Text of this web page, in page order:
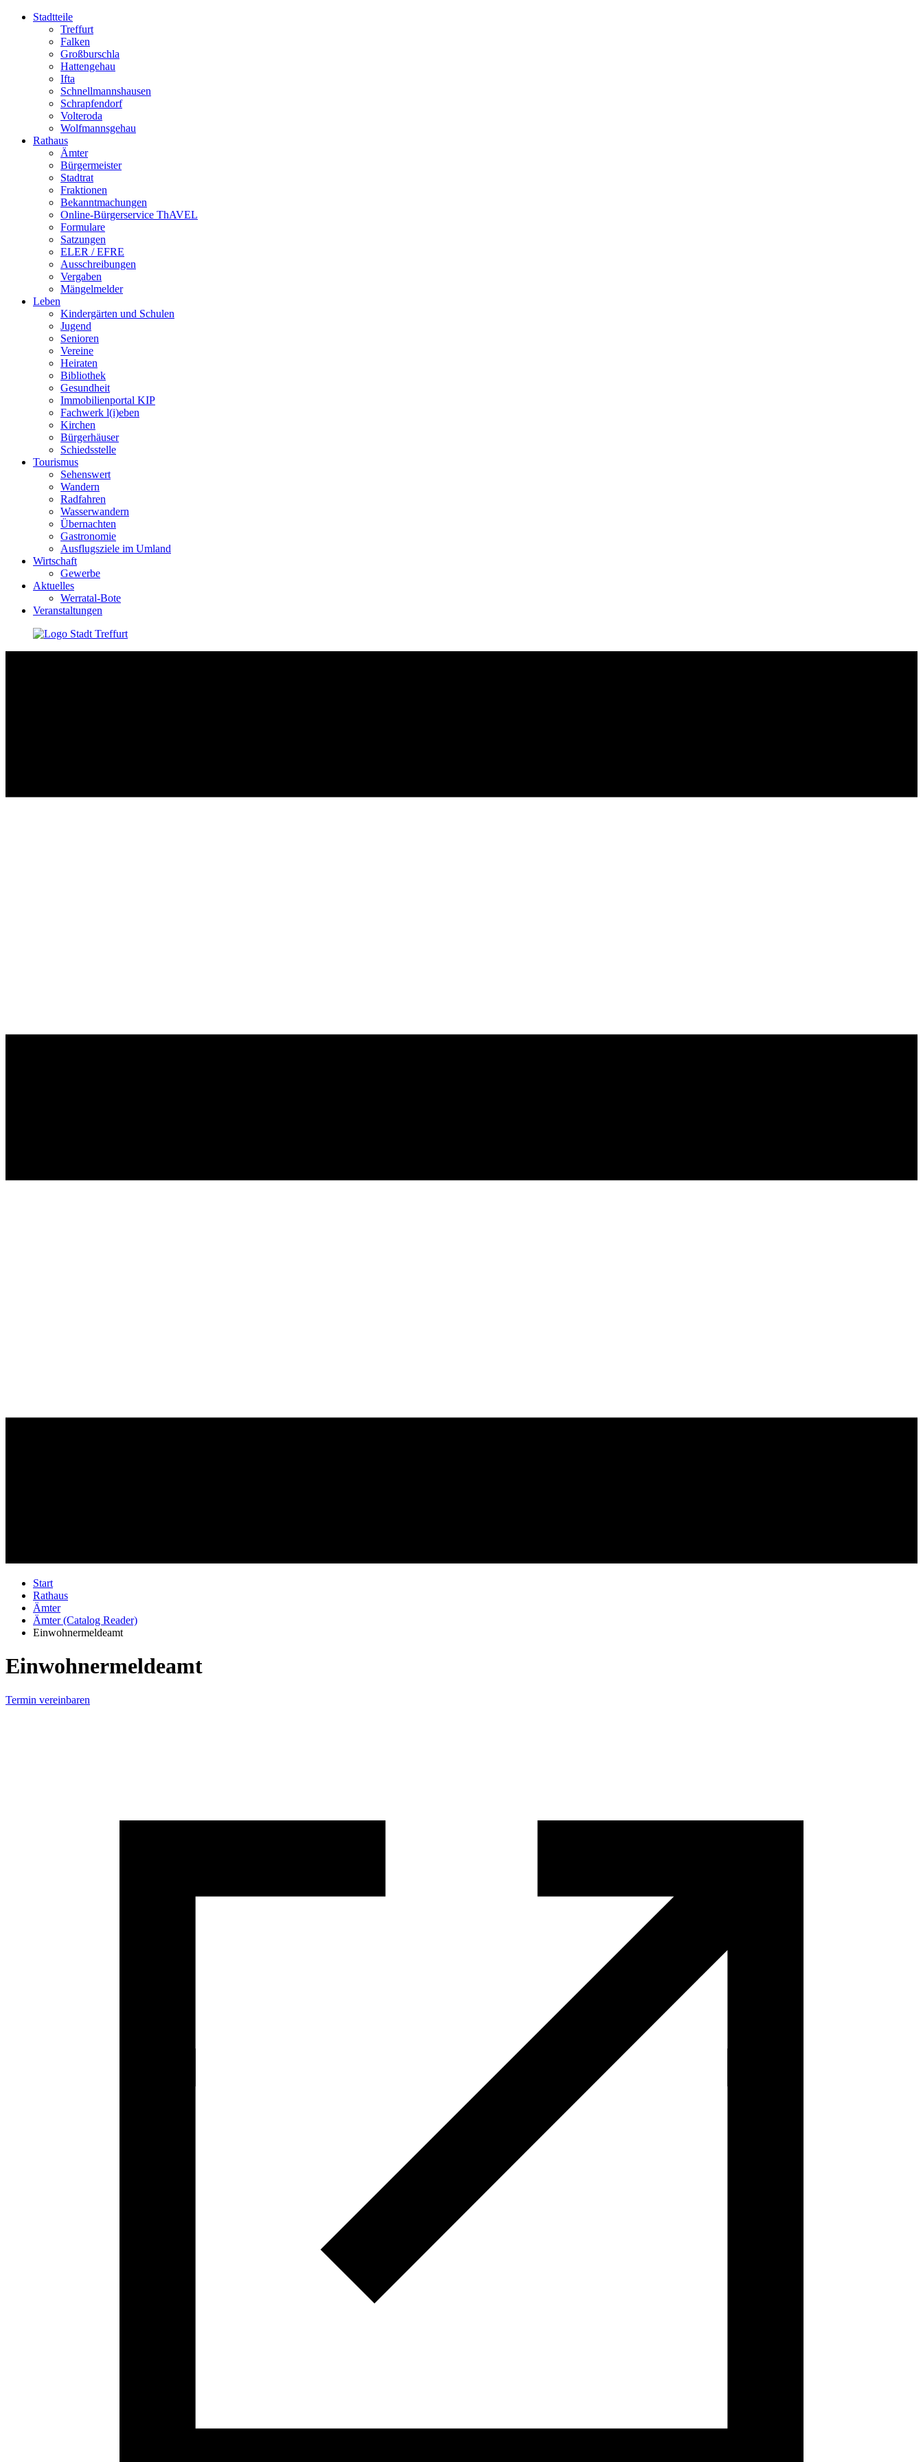
Stadtteile
Treffurt
Falken
Großburschla
Hattengehau
Ifta
Schnellmannshausen
Schrapfendorf
Volteroda
Wolfmannsgehau
Rathaus
Ämter
Bürgermeister
Stadtrat
Fraktionen
Bekanntmachungen
Online-Bürgerservice ThAVEL
Formulare
Satzungen
ELER / EFRE
Ausschreibungen
Vergaben
Mängelmelder
Leben
Kindergärten und Schulen
Jugend
Senioren
Vereine
Heiraten
Bibliothek
Gesundheit
Immobilienportal KIP
Fachwerk l(i)eben
Kirchen
Bürgerhäuser
Schiedsstelle
Tourismus
Sehenswert
Wandern
Radfahren
Wasserwandern
Übernachten
Gastronomie
Ausflugsziele im Umland
Wirtschaft
Gewerbe
Aktuelles
Werratal-Bote
Veranstaltungen
Start
Rathaus
Ämter
Ämter (Catalog Reader)
Einwohnermeldeamt
Einwohnermeldeamt
Termin vereinbaren